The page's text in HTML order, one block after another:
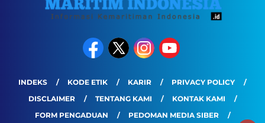
INDEKS KODE ETIK KARIR
PRIVACY POLICY
DISCLAIMER
TENTANG KAMI
KONTAK KAMI
FORM PENGADUAN
PEDOMAN MEDIA SIBER